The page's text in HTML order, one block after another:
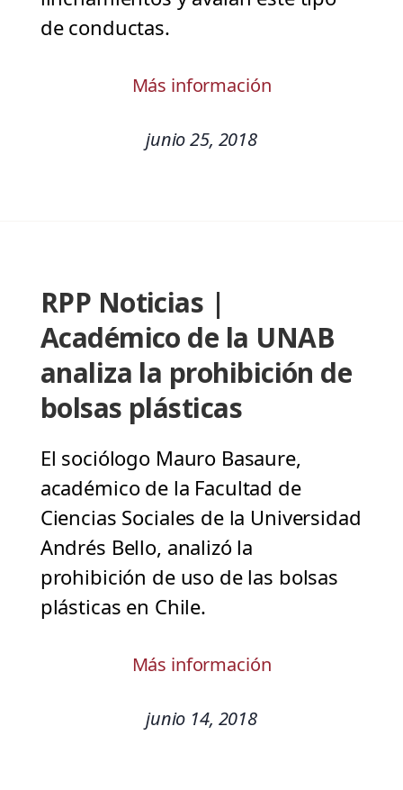
de conductas.
Más información
junio 25, 2018
RPP Noticias |
Académico de la UNAB
analiza la prohibición de
bolsas plásticas
El sociólogo Mauro Basaure,
académico de la Facultad de
Ciencias Sociales de la Universidad
Andrés Bello, analizó la
prohibición de uso de las bolsas
plásticas en Chile.
Más información
junio 14, 2018